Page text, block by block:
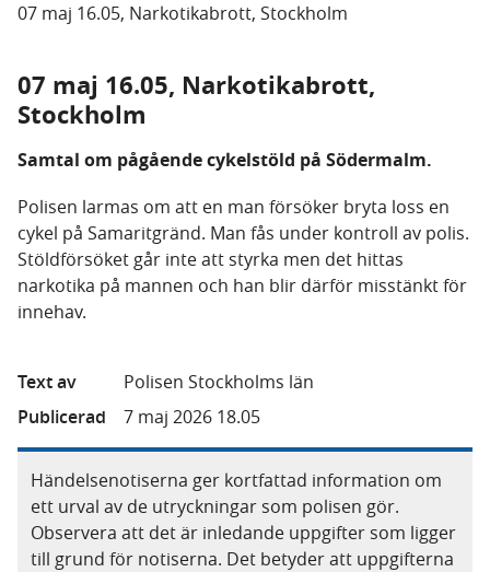
07 maj 16.05, Narkotikabrott, Stockholm
07 maj 16.05, Narkotikabrott,
Stockholm
Samtal om pågående cykelstöld på Södermalm.
Polisen larmas om att en man försöker bryta loss en
cykel på Samaritgränd. Man fås under kontroll av polis.
Stöldförsöket går inte att styrka men det hittas
narkotika på mannen och han blir därför misstänkt för
innehav.
Text av
Polisen Stockholms län
Publicerad
7 maj 2026 18.05
Händelsenotiserna ger kortfattad information om
ett urval av de utryckningar som polisen gör.
Observera att det är inledande uppgifter som ligger
till grund för notiserna. Det betyder att uppgifterna